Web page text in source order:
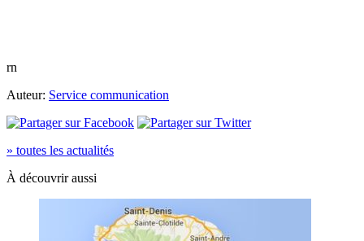
rn
Auteur: Service communication
» toutes les actualités
À découvrir aussi